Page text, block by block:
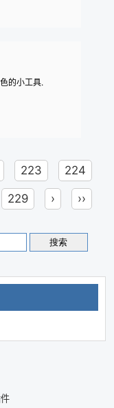
的小工具.
223 224
229 › ››